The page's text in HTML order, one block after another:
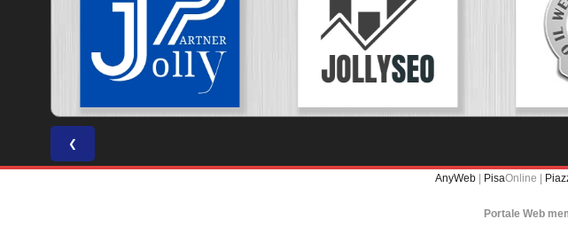
❮
AnyWeb | PisaOnline |
Portale Web